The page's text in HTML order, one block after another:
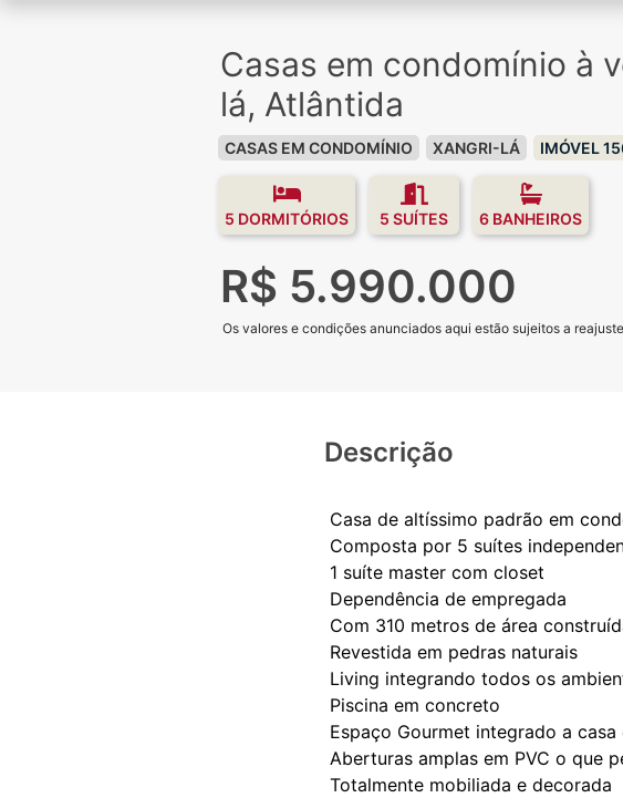
Casas em condomínio à
lá, Atlântida
CASAS EM CONDOMÍNIO XANGRI-LÁ IMÓVEL
5 DORMITÓRIOS 5 SUÍTES 6 BANHEIROS
R$ 5.990.000
Os valores e condições anunciados aqui estão sujeitos a
Descrição
Casa de altíssimo padrão em
Composta por 5 suítes
1 suíte master com closet
Dependência de empregada
Com 310 metros de área
Revestida em pedras naturais
Living integrando todos os
Piscina em concreto
Espaço Gourmet integrado a casa
Aberturas amplas em PVC o que
Totalmente mobiliada e decorada